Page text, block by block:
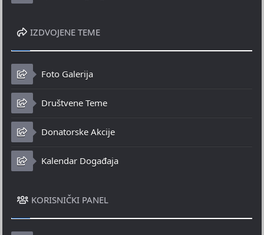
IZDVOJENE TEME
Foto Galerija
Društvene Teme
Donatorske Akcije
Kalendar Događaja
KORISNIČKI PANEL